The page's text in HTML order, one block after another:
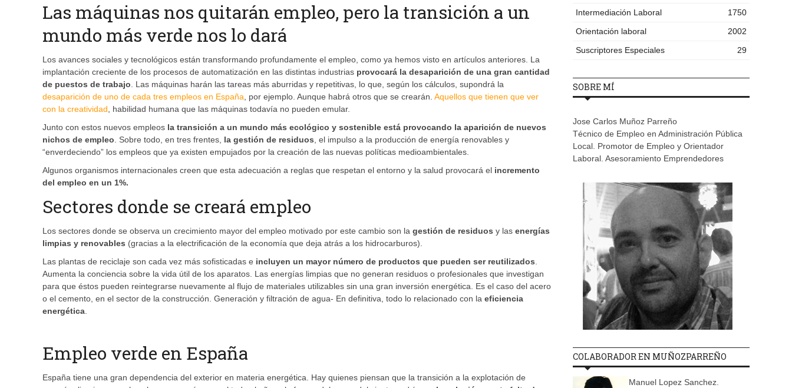
Las máquinas nos quitarán empleo, pero la transición a un
mundo más verde nos lo dará
Los avances sociales y tecnológicos están transformando profundamente el empleo, como ya hemos visto en artículos anteriores. La
implantación creciente de los procesos de automatización en las distintas industrias provocará la desaparición de una gran cantidad
de puestos de trabajo. Las máquinas harán las tareas más aburridas y repetitivas, lo que, según los cálculos, supondrá la
desaparición de uno de cada tres empleos en España, por ejemplo. Aunque habrá otros que se crearán. Aquellos que tienen que ver
con la creatividad, habilidad humana que las máquinas todavía no pueden emular.
Junto con estos nuevos empleos la transición a un mundo más ecológico y sostenible está provocando la aparición de nuevos
nichos de empleo. Sobre todo, en tres frentes, la gestión de residuos, el impulso a la producción de energía renovables y
“enverdeciendo” los empleos que ya existen empujados por la creación de las nuevas políticas medioambientales.
Algunos organismos internacionales creen que esta adecuación a reglas que respetan el entorno y la salud provocará el incremento
del empleo en un 1%.
Sectores donde se creará empleo
Los sectores donde se observa un crecimiento mayor del empleo motivado por este cambio son la gestión de residuos y las energías
limpias y renovables (gracias a la electrificación de la economía que deja atrás a los hidrocarburos).
Las plantas de reciclaje son cada vez más sofisticadas e incluyen un mayor número de productos que pueden ser reutilizados.
Aumenta la conciencia sobre la vida útil de los aparatos. Las energías limpias que no generan residuos o profesionales que investigan
para que éstos pueden reintegrarse nuevamente al flujo de materiales utilizables sin una gran inversión energética. Es el caso del acero
o el cemento, en el sector de la construcción. Generación y filtración de agua- En definitiva, todo lo relacionado con la eficiencia
energética.
Empleo verde en España
España tiene una gran dependencia del exterior en materia energética. Hay quienes piensan que la transición a la explotación de
Intermediación Laboral
1750
Orientación laboral
2002
Suscriptores Especiales
29
SOBRE MÍ
Jose Carlos Muñoz Parreño
Técnico de Empleo en Administración Pública
Local. Promotor de Empleo y Orientador
Laboral. Asesoramiento Emprendedores
COLABORADOR EN MUÑOZPARREÑO
Manuel Lopez Sanchez.